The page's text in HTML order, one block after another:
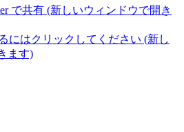
で共有 (新しいウィンドウで開き
にはクリックしてください (新し
ます)